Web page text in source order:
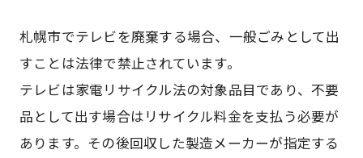
札幌市でテレビを廃棄する場合、一般ごみとして出
すことは法律で禁止されています。
テレビは家電リサイクル法の対象品目であり、不要
品として出す場合はリサイクル料金を支払う必要が
あります。その後回収した製造メーカーが指定する